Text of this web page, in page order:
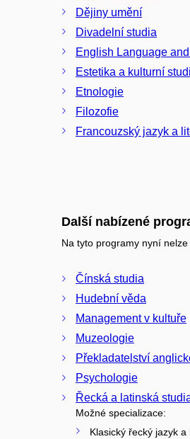
Dějiny umění
Divadelní studia
English Language
Estetika a kulturní
Etnologie
Filozofie
Francouzský jazyk a
Další nabízené
Na tyto programy nyní
Čínská studia
Hudební věda
Management v kultuře
Muzeologie
Překladatelství
Psychologie
Řecká a latinská
Možné specializace:
Klasický řecký jazyk a